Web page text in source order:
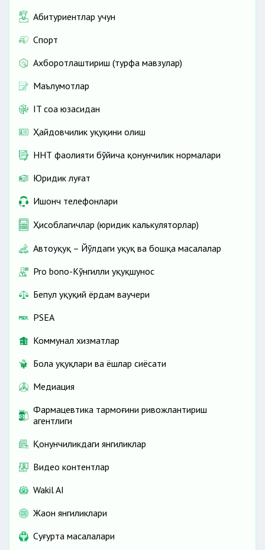
Абитуриентлар учун
Спорт
Ахборотлаштириш (турфа мавзулар)
Маълумотлар
IT соҳа юзасидан
Ҳайдовчилик ҳуқуқини олиш
ННТ фаолияти бўйича қонунчилик нормалари
Юридик луғат
Ишонч телефонлари
Ҳисоблагичлар (юридик калькуляторлар)
Автоҳуқуқ – Йўлдаги ҳуқуқ ва бошқа масалалар
Pro bono-Кўнгилли ҳуқуқшунос
Бепул ҳуқуқий ёрдам ваучери
PSEA
Коммунал хизматлар
Бола ҳуқуқлари ва ёшлар сиёсати
Медиация
Фармацевтика тармоғини ривожлантириш
агентлиги
Қонунчиликдаги янгиликлар
Видео контентлар
Wakil AI
Жаҳон янгиликлари
Cуғурта масалалари